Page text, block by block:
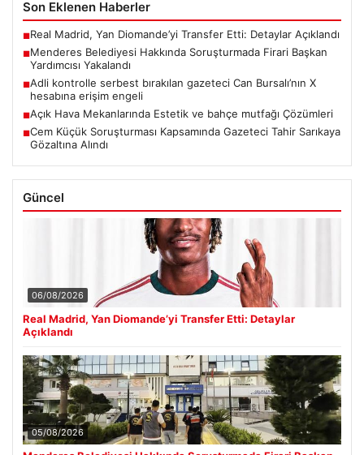
Son Eklenen Haberler
■Real Madrid, Yan Diomande’yi Transfer Etti: Detaylar Açıklandı
■Menderes Belediyesi Hakkında Soruşturmada Firari Başkan
Yardımcısı Yakalandı
■Adli kontrolle serbest bırakılan gazeteci Can Bursalı’nın X
hesabına erişim engeli
■Açık Hava Mekanlarında Estetik ve bahçe mutfağı Çözümleri
■Cem Küçük Soruşturması Kapsamında Gazeteci Tahir Sarıkaya
Gözaltına Alındı
Güncel
06/08/2026
Real Madrid, Yan Diomande’yi Transfer Etti: Detaylar
Açıklandı
05/08/2026